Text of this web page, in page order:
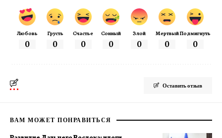
Любовь
0
Грусть
0
Счастье
0
Сонный
0
Злой
0
Мертвый
0
Подмигнуть
0
Оставить отзыв
ВАМ МОЖЕТ ПОНРАВИТЬСЯ